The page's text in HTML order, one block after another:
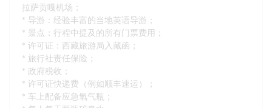
拉萨贡嘎机场；
* 导游：经验丰富的当地英语导游；
* 景点：行程中提及的所有门票费用；
* 许可证：西藏旅游局入藏函；
* 旅行社责任保险；
* 政府税收；
* 许可证快递费（例如顺丰速运）；
* 车上配备应急氧气瓶；